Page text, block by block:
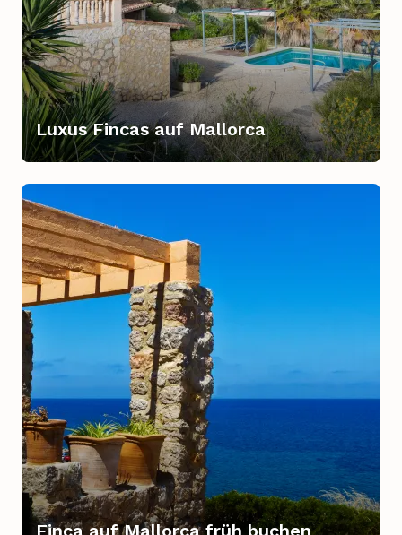
Luxus Fincas auf Mallorca
Finca auf Mallorca früh buchen